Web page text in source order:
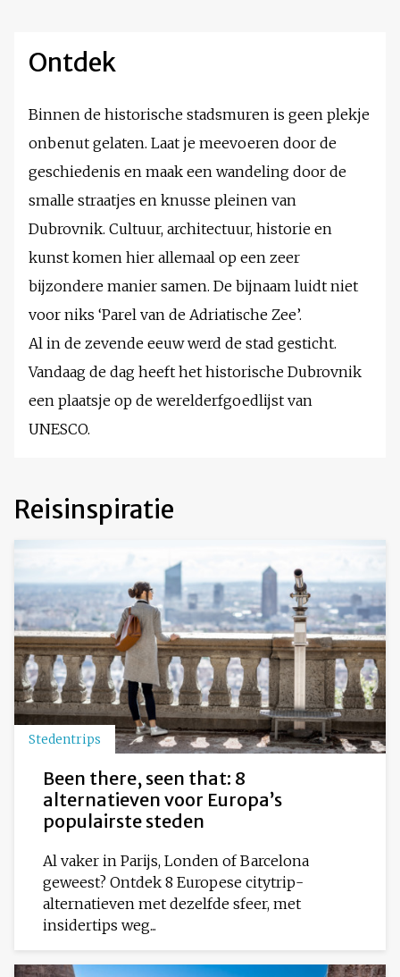
Ontdek
Binnen de historische stadsmuren is geen plekje
onbenut gelaten. Laat je meevoeren door de
geschiedenis en maak een wandeling door de
smalle straatjes en knusse pleinen van
Dubrovnik. Cultuur, architectuur, historie en
kunst komen hier allemaal op een zeer
bijzondere manier samen. De bijnaam luidt niet
voor niks ‘Parel van de Adriatische Zee’.
Al in de zevende eeuw werd de stad gesticht.
Vandaag de dag heeft het historische Dubrovnik
een plaatsje op de werelderfgoedlijst van
UNESCO.
Reisinspiratie
Stedentrips
Been there, seen that: 8
alternatieven voor Europa’s
populairste steden
Al vaker in Parijs, Londen of Barcelona
geweest? Ontdek 8 Europese citytrip-
alternatieven met dezelfde sfeer, met
insidertips weg...